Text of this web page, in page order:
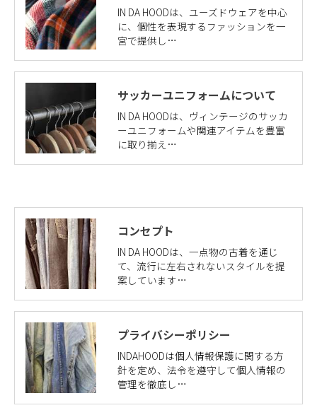
IN DA HOODは、ユーズドウェアを中心
に、個性を表現するファッションを一
宮で提供し…
サッカーユニフォームについて
IN DA HOODは、ヴィンテージのサッカ
ーユニフォームや関連アイテムを豊富
に取り揃え…
コンセプト
IN DA HOODは、一点物の古着を通じ
て、流行に左右されないスタイルを提
案しています…
プライバシーポリシー
INDAHOODは個人情報保護に関する方
針を定め、法令を遵守して個人情報の
管理を徹底し…